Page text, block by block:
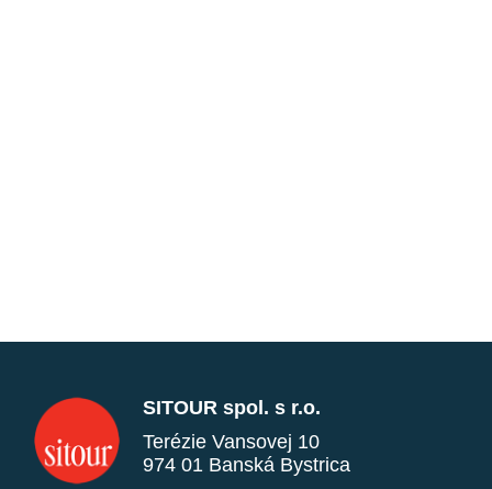
SITOUR spol. s r.o.
Terézie Vansovej 10
974 01 Banská Bystrica